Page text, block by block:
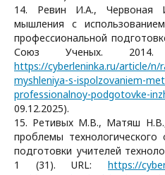
14. Ревин И.А., Червоная
мышления с
профессиональной
Союз Ученых.
https://cyberleninka.ru/article/n/
myshleniya-s-ispolzovaniem-
professionalnoy-podgotovke-
09.12.2025).
15. Ретивых М.В., Матяш
проблемы
подготовки учителей
1 (31). URL: https://